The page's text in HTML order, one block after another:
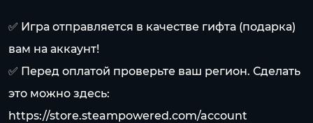
✅ Игра отправляется в качестве гифта (подарка)
вам на аккаунт!
✅ Перед оплатой проверьте ваш регион. Сделать
это можно здесь:
https://store.steampowered.com/account